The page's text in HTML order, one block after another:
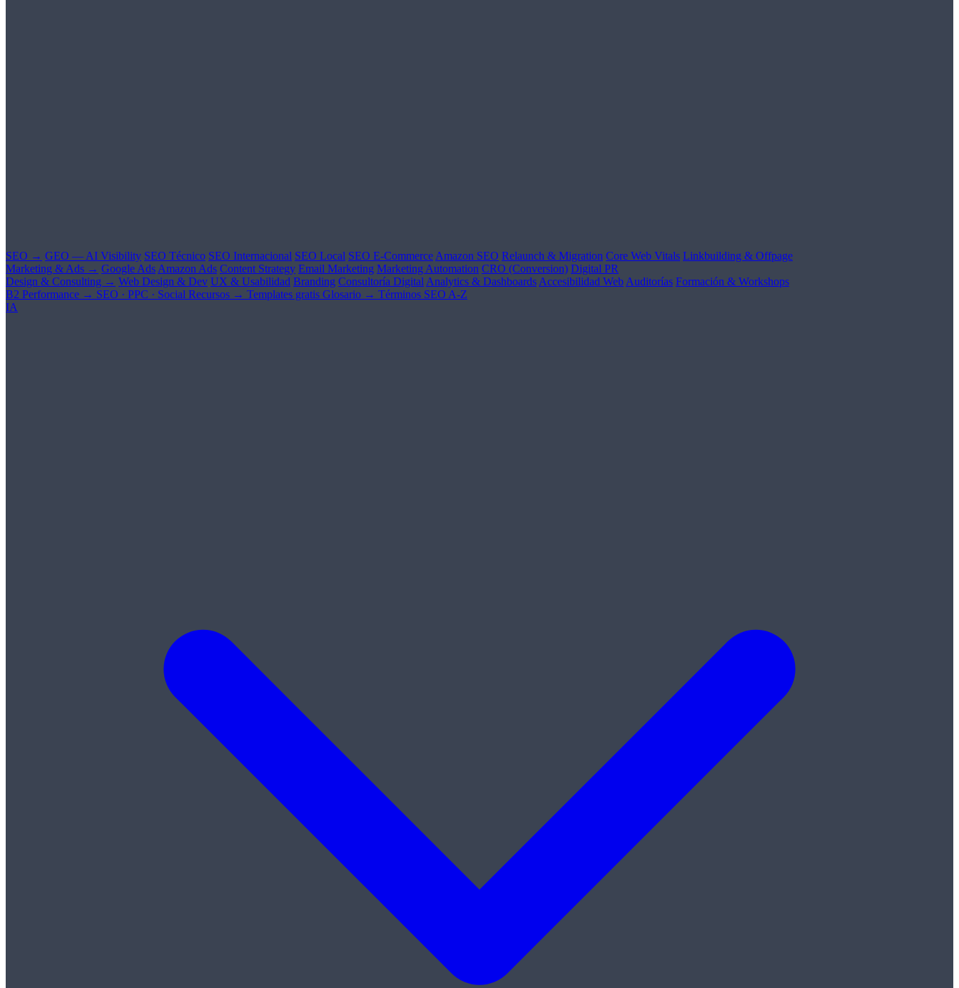
SEO → GEO — AI Visibility SEO Técnico SEO Internacional SEO Local SEO E-Commerce Amazon SEO Relaunch & Migration Core Web Vitals Linkbuilding & Offpage
Marketing & Ads → Google Ads Amazon Ads Content Strategy Email Marketing Marketing Automation CRO (Conversion) Digital PR
Design & Consulting → Web Design & Dev UX & Usabilidad Branding Consultoría Digital Analytics & Dashboards Accesibilidad Web Auditorías Formación & Workshops
B2 Performance → SEO · PPC · Social Recursos → Templates gratis Glosario → Términos SEO A-Z
IA